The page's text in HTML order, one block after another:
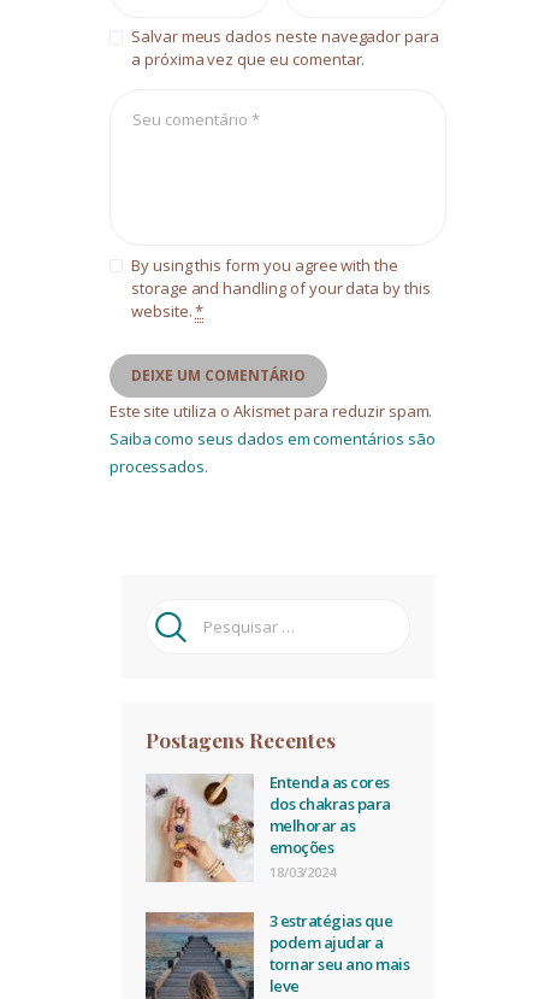
Salvar meus dados neste navegador para
a próxima vez que eu comentar.
By using this form you agree with the
storage and handling of your data by this
website.*
Este site utiliza o Akismet para reduzir spam.
Saiba como seus dados em comentários são
processados.
Pesquisar
por:
Postagens Recentes
Entenda as cores
dos chakras para
melhorar as
emoções
18/03/2024
3 estratégias que
podem ajudar a
tornar seu ano mais
leve